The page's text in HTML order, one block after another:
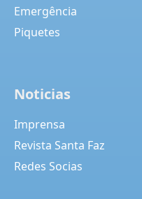
Emergência
Piquetes
Noticias
Imprensa
Revista Santa Faz
Redes Socias